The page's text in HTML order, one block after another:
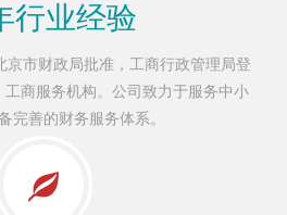
行业经验
市财政局批准，工商行政管理局登
商服务机构。公司致力于服务中小
完善的财务服务体系。